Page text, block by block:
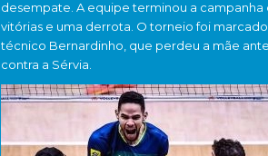
desempate. A equipe terminou a campanha
vitórias e uma derrota. O torneio foi
técnico Bernardinho, que perdeu a mãe
contra a Sérvia.